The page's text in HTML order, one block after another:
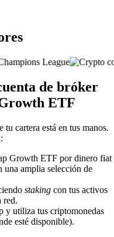
de bróker
ETF
cartera está en tus manos.
Growth ETF por dinero fiat
una amplia selección de
staking con tus activos
red.
y utiliza tus criptomonedas
esté disponible).